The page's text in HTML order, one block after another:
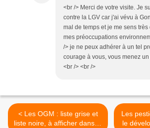
<br /> Merci de votre visite. Je
contre la LGV car j'ai vévu à
mal de temps et je me sens
mes préoccupations
/> je ne peux adhérer à un tel
courage à vous, vous menez
<br /> <br />
< Les OGM : liste grise et
liste noire, à afficher dans la
Les
le